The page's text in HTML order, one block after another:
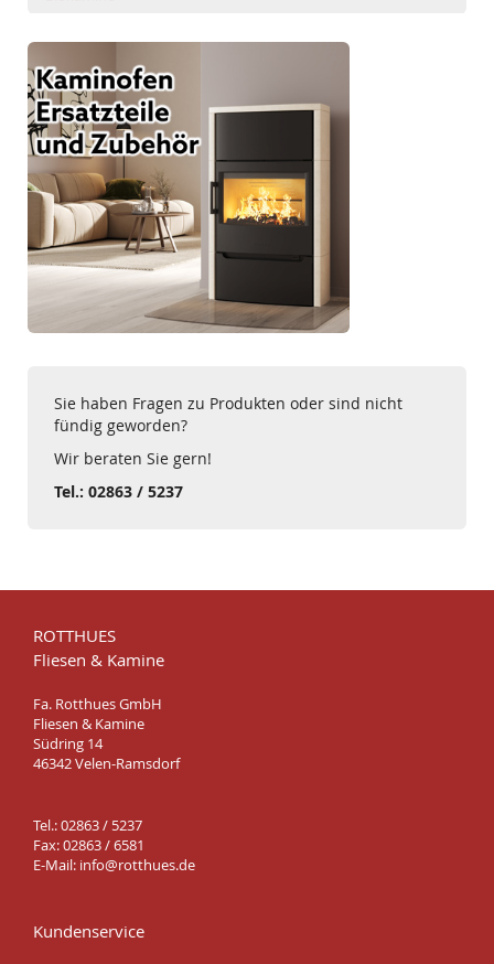
Sie haben Fragen zu Produkten oder sind nicht
fündig geworden?
Wir beraten Sie gern!
Tel.: 02863 / 5237
ROTTHUES
Fliesen & Kamine
Fa. Rotthues GmbH
Fliesen & Kamine
Südring 14
46342 Velen-Ramsdorf
Tel.: 02863 / 5237
Fax: 02863 / 6581
E-Mail: info@rotthues.de
Kundenservice